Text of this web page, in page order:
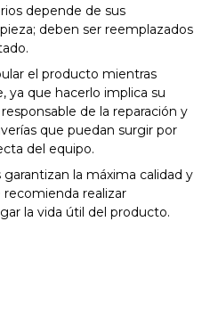
depende de sus
deben ser reemplazados
el producto mientras
ya que hacerlo implica su
de la reparación y
que puedan surgir por
del equipo.
la máxima calidad y
realizar
la vida útil del producto.